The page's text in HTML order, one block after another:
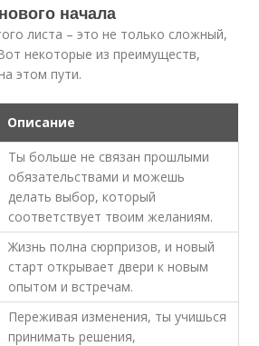
начала
листа – это не только сложный,
некоторые из преимуществ,
этом пути.
Описание
Ты больше не связан прошлыми
обязательствами и можешь
делать выбор, который
соответствует твоим желаниям.
Жизнь полна сюрпризов, и новый
старт открывает двери к новым
опытом и встречам.
Переживая изменения, ты учишься
принимать решения,